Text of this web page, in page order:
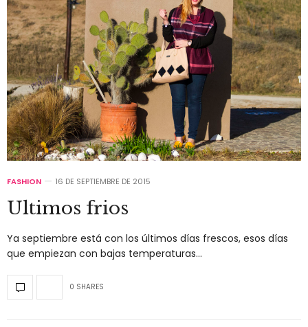
FASHION 16 DE SEPTIEMBRE DE 2015
Ultimos frios
Ya septiembre está con los últimos días frescos, esos días
que empiezan con bajas temperaturas…
0 SHARES